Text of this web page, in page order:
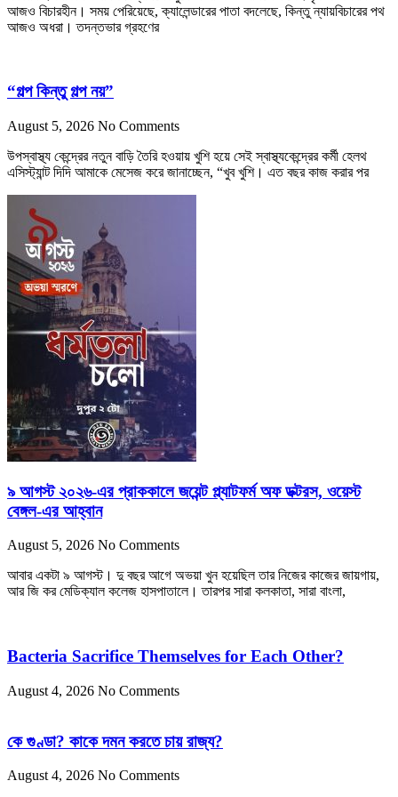
আজও বিচারহীন। সময় পেরিয়েছে, ক্যালেন্ডারের পাতা বদলেছে, কিন্তু ন্যায়বিচারের পথ
আজও অধরা। তদন্তভার গ্রহণের
“গল্প কিন্তু গল্প নয়”
August 5, 2026 No Comments
উপস্বাস্থ্য কেন্দ্রের নতুন বাড়ি তৈরি হওয়ায় খুশি হয়ে সেই স্বাস্থ্যকেন্দ্রের কর্মী হেলথ
এসিস্ট্যান্ট দিদি আমাকে মেসেজ করে জানাচ্ছেন, “খুব খুশি। এত বছর কাজ করার পর
৯ আগস্ট ২০২৬-এর প্রাককালে জয়েন্ট প্ল্যাটফর্ম অফ ডক্টরস, ওয়েস্ট
বেঙ্গল-এর আহ্বান
August 5, 2026 No Comments
আবার একটা ৯ আগস্ট। দু বছর আগে অভয়া খুন হয়েছিল তার নিজের কাজের জায়গায়,
আর জি কর মেডিক্যাল কলেজ হাসপাতালে। তারপর সারা কলকাতা, সারা বাংলা,
Bacteria Sacrifice Themselves for Each Other?
August 4, 2026 No Comments
কে গুণ্ডা? কাকে দমন করতে চায় রাজ্য?
August 4, 2026 No Comments